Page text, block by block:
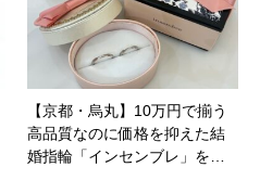
【京都・烏丸】10万円で揃う
高品質なのに価格を抑えた結
婚指輪「インセンブレ」を…